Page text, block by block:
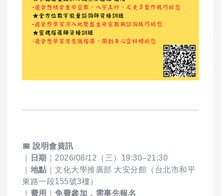
📅 說明會資訊
日期
｜2026/08/12（三）19:30–21:30
地點 ｜文化大學推廣部 大安分館（台北市和平
東路一段155號3樓）
費用 免費參加，需事先報名